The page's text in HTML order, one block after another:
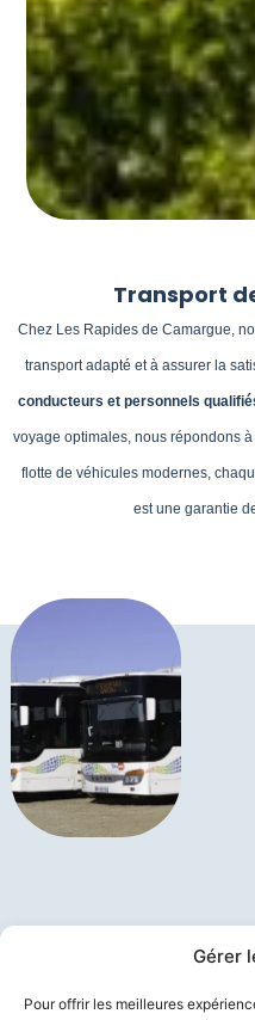
Gérer
Pour offrir les meilleures
Transport
Chez Les Rapides de Camargue,
transport adapté et à assurer la
conducteurs et personnels
voyage optimales, nous répondons
flotte de véhicules modernes,
est une garantie